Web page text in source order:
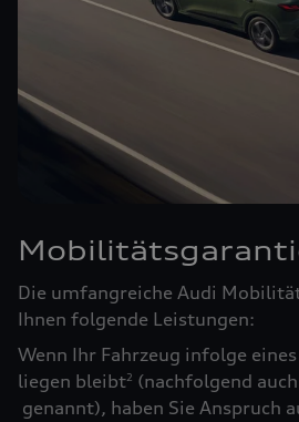
Die umfangreiche Audi
Ihnen folgende Leistungen:
Wenn Ihr Fahrzeug infolge
liegen bleibt2 (nachfolgend
genannt), haben Sie Anspruch